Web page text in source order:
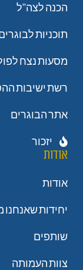
הכנה לצה"ל
תוכניות
מסעות נצח
רשת ישיבות
אתר הבוגרים
יזכור
אודות
אודות
יחידות שאנחנו
שותפים
צוות העמותה